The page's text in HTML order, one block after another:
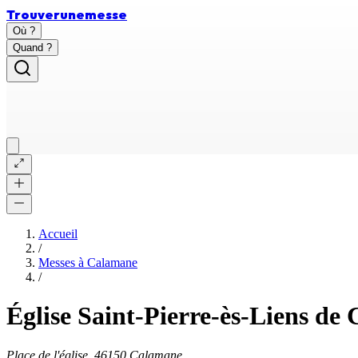
Trouverunemesse
Où ?
Quand ?
Accueil
/
Messes à Calamane
/
Église Saint-Pierre-ès-Liens de
Place de l'église, 46150 Calamane